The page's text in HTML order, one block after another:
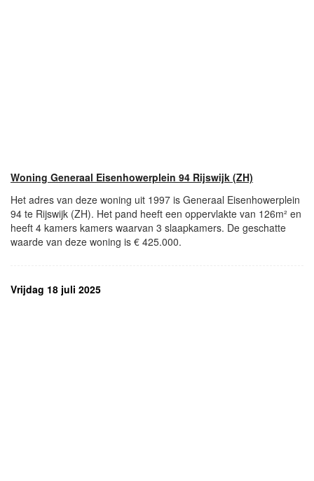
Woning Generaal Eisenhowerplein 94 Rijswijk (ZH)
Het adres van deze woning uit 1997 is Generaal Eisenhowerplein
94 te Rijswijk (ZH). Het pand heeft een oppervlakte van 126m² en
heeft 4 kamers kamers waarvan 3 slaapkamers. De geschatte
waarde van deze woning is € 425.000.
Vrijdag 18 juli 2025